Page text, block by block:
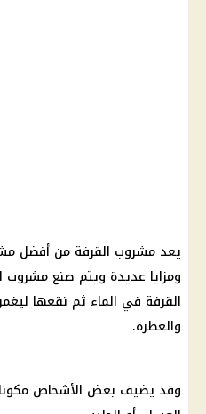
يعد مشروب القرفة من أفضل
ومزايا عديدة ويتم صنع
القرفة في الماء ثم نقعها
والعطرة.
وقد يضيف بعض الأشخاص مكونات